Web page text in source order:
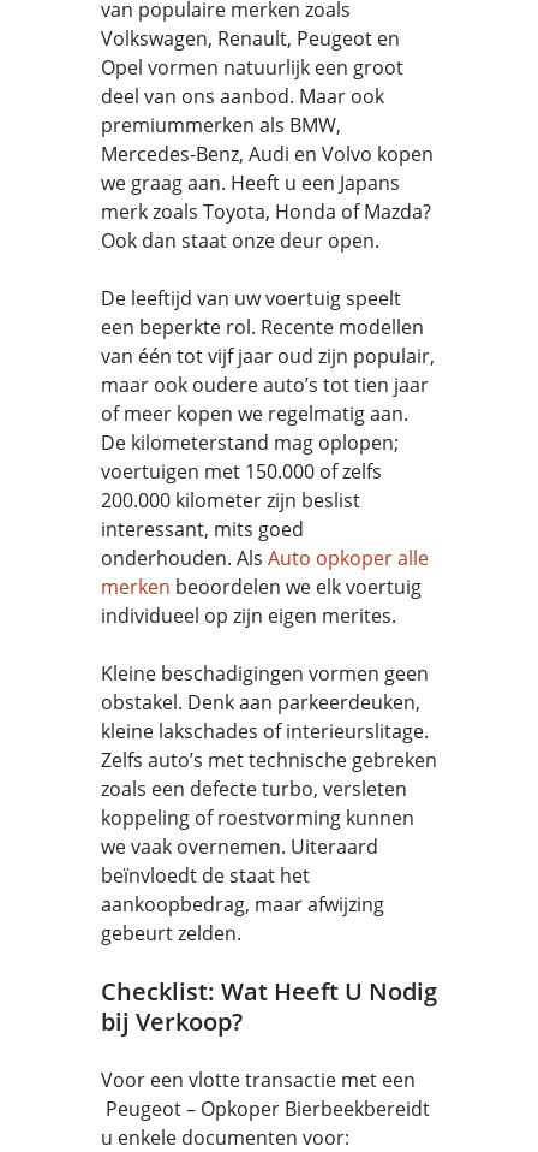
van populaire merken zoals
Volkswagen, Renault, Peugeot en
Opel vormen natuurlijk een groot
deel van ons aanbod. Maar ook
premiummerken als BMW,
Mercedes-Benz, Audi en Volvo kopen
we graag aan. Heeft u een Japans
merk zoals Toyota, Honda of Mazda?
Ook dan staat onze deur open.
De leeftijd van uw voertuig speelt
een beperkte rol. Recente modellen
van één tot vijf jaar oud zijn populair,
maar ook oudere auto’s tot tien jaar
of meer kopen we regelmatig aan.
De kilometerstand mag oplopen;
voertuigen met 150.000 of zelfs
200.000 kilometer zijn beslist
interessant, mits goed
onderhouden. Als Auto opkoper alle
merken beoordelen we elk voertuig
individueel op zijn eigen merites.
Kleine beschadigingen vormen geen
obstakel. Denk aan parkeerdeuken,
kleine lakschades of interieurslitage.
Zelfs auto’s met technische gebreken
zoals een defecte turbo, versleten
koppeling of roestvorming kunnen
we vaak overnemen. Uiteraard
beïnvloedt de staat het
aankoopbedrag, maar afwijzing
gebeurt zelden.
Checklist: Wat Heeft U Nodig
bij Verkoop?
Voor een vlotte transactie met een
Peugeot – Opkoper Bierbeekbereidt
u enkele documenten voor: